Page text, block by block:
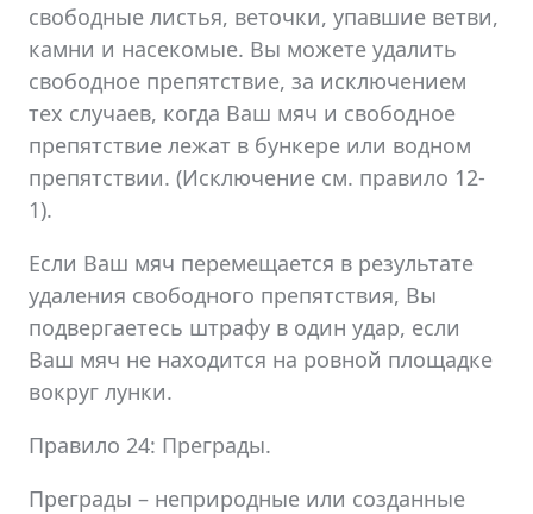
свободные листья, веточки, упавшие ветви,
камни и насекомые. Вы можете удалить
свободное препятствие, за исключением
тех случаев, когда Ваш мяч и свободное
препятствие лежат в бункере или водном
препятствии. (Исключение см. правило 12-
1).
Если Ваш мяч перемещается в результате
удаления свободного препятствия, Вы
подвергаетесь штрафу в один удар, если
Ваш мяч не находится на ровной площадке
вокруг лунки.
Правило 24: Преграды.
Преграды – неприродные или созданные